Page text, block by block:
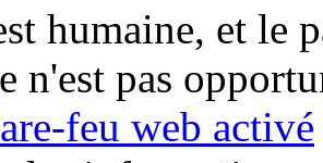
humaine, et le
n'est pas
feu web activé